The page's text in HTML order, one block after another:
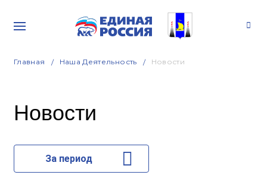
Главная Наша Деятельность Новости
Новости
За период